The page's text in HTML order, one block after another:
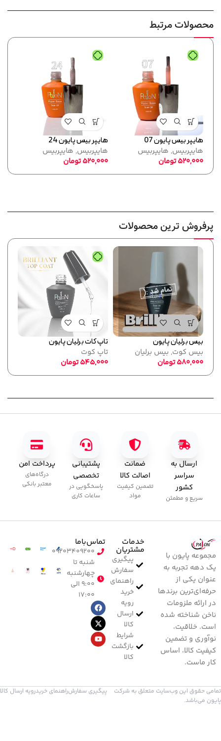
محصولات مرتبط
هایپر بیس پایون 07
هایپربیس, هایپربیس
520,000تومان
هایپر بیس پایون 24
هایپربیس, هایپربیس
520,000تومان
پرفروش ترین محصولات
بیس برلیان پایون
بیس کوت, بیس برلیان
580,000تومان
تاپ کات برلیان پایون
تاپ کوت
545,000تومان
ارسال به
سراسر
کشور
سریع و مطمئن
ضمانت
اصالت کالا
تضمین کیفیت
مواد
پشتیبانی
تخصصی
پاسخگویی در
ساعات کاری
پرداخت امن
درگاه‌های
معتبر بانکی
مجموعه پایون با
یک دهه تجربه به
عنوان یکی از
حرفه‌ای‌ترین برندها
در ارائه ملزومات
ناخن شناخته شده
است. خلاقیت،
نوآوری و تضمین
کیفیت کالا، اساس
کار ماست.
خدمات
مشتریان
پیگیری
سفارش
راهنمای
خرید
رویه
ارسال
کالا
شرایط
بازگشت
کالا
تماس‌با‌ما
۰۹۲۰۳۴۰۹۲۰۰
شنبه تا
چهارشنبه
۹:۰۰ الی
۱۷:۰۰
تمامی حقوق این وب‌سایت متعلق به شرکت
پایون می‌باشد.
پیگیری سفارشراهنمای خریدرویه ارسال کالا